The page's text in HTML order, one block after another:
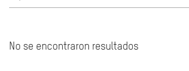
No se encontraron resultados